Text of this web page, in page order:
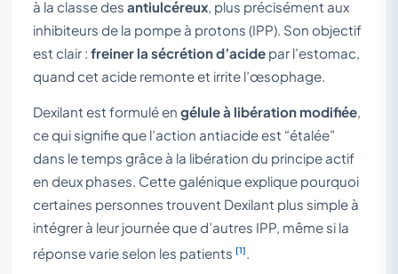
à la classe des antiulcéreux , plus précisément aux
inhibiteurs de la pompe à protons (IPP). Son objectif
est clair : freiner la sécrétion d’acide par l’estomac,
quand cet acide remonte et irrite l’œsophage.
Dexilant est formulé en gélule à libération modifiée
ce qui signifie que l’action antiacide est “étalée”
dans le temps grâce à la libération du principe actif
en deux phases. Cette galénique explique pourquoi
certaines personnes trouvent Dexilant plus simple à
intégrer à leur journée que d’autres IPP, même si la
réponse varie selon les patients [1]